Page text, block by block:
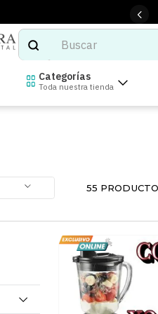
Buscar
TÉRMINOS MÁS BUSCADOS
5.
tenis
6.
colchones
bocinas
audifonos
9
Categorías
Toda nuestra tienda
55